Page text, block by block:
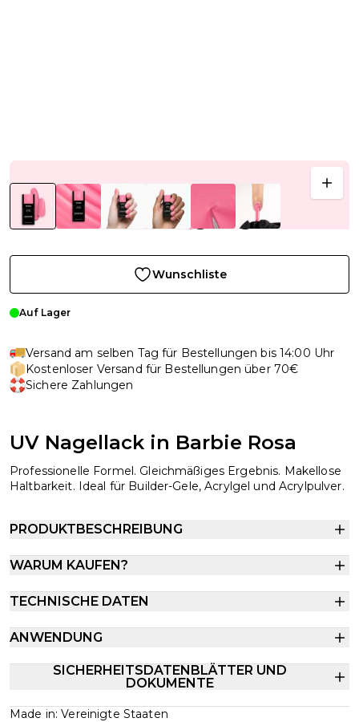
Wunschliste
Auf Lager
Versand am selben Tag für Bestellungen bis 14:00 Uhr
Kostenloser Versand für Bestellungen über 70€
Sichere Zahlungen
UV Nagellack in Barbie Rosa
Professionelle Formel. Gleichmäßiges Ergebnis. Makellose
Haltbarkeit. Ideal für Builder-Gele, Acrylgel und Acrylpulver.
PRODUKTBESCHREIBUNG
WARUM KAUFEN?
TECHNISCHE DATEN
ANWENDUNG
SICHERHEITSDATENBLÄTTER UND
DOKUMENTE
Made in: Vereinigte Staaten